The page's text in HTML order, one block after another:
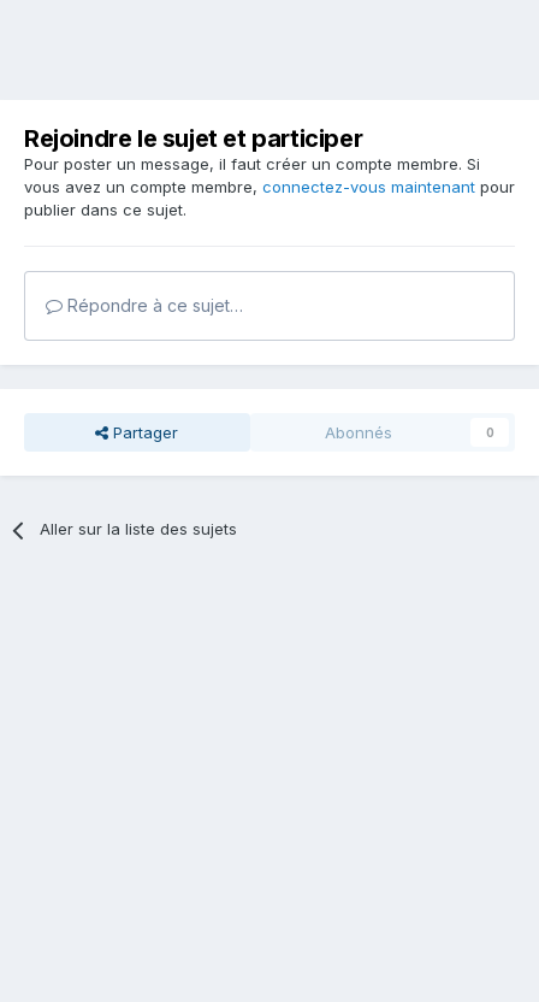
Rejoindre le sujet et participer
Pour poster un message, il faut créer un compte membre. Si
vous avez un compte membre, connectez-vous maintenant pour
publier dans ce sujet.
Répondre à ce sujet…
Partager Abonnés 0
Aller sur la liste des sujets